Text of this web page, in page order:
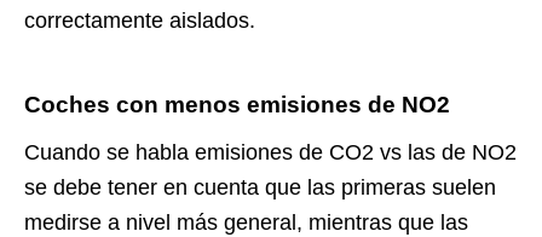
correctamente aislados.
Coches con menos emisiones de NO2
Cuando se habla emisiones de CO2 vs las de NO2
se debe tener en cuenta que las primeras suelen
medirse a nivel más general, mientras que las